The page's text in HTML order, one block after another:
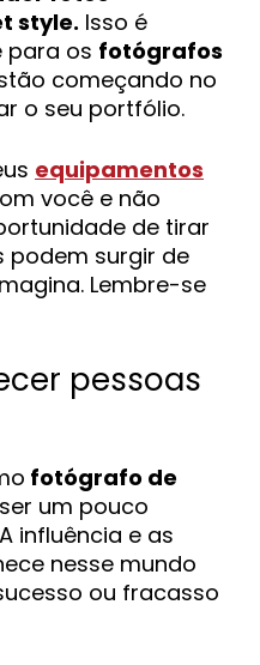
style. Isso é
para os fotógrafos
começando no
o seu portfólio.
equipamentos
você e não
de tirar
podem surgir de
Lembre-se
pessoas
fotógrafo de
um pouco
influência e as
nesse mundo
ou fracasso